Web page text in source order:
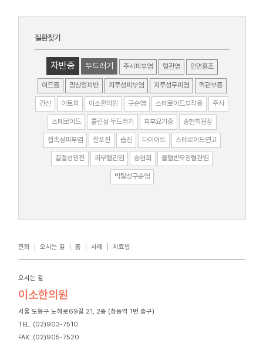
질환찾기
자반증 두드러기 주사피부염 혈관염 안면홍조
여드름 망상청피반 지루성피부염 지루성두피염 맥관부종
건선 아토피 이소한의원 구순염 스테로이드부작용 주사
스테로이드 콜린성 두드러기 피부묘기증 송현희원장
접촉성피부염 한포진 습진 다이어트 스테로이드연고
결절성양진 피부혈관염 송현희 울혈반모양혈관염
박탈성구순염
전화 오시는 길 홈 사례 치료법
오시는 길
이소한의원
서울 도봉구 노해로69길 21, 2층 (창동역 1번 출구)
TEL. (02)903-7510
FAX. (02)905-7520